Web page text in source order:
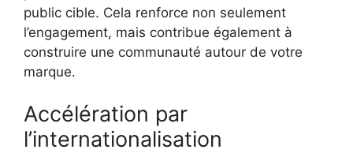
public cible. Cela renforce non seulement
l’engagement, mais contribue également à
construire une communauté autour de votre
marque.
Accélération par
l’internationalisation